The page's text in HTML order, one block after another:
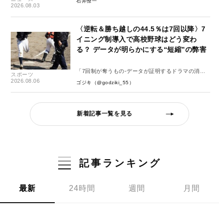
2026.08.03
スポーツ
2026.08.06
〈逆転＆勝ち越しの44.5％は7回以降〉7
イニング制導入で高校野球はどう変わ
る？ データが明らかにする“短縮”の弊害
「7回制が奪うもの-データが証明するドラマの消
失-」
ゴジキ（@godziki_55）
新着記事一覧を見る
記事ランキング
最新 24時間 週間 月間